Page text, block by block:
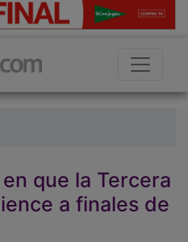
que la Tercera
a finales de